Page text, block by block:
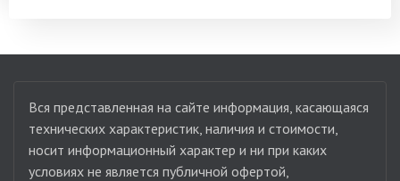
Вся представленная на сайте информация, касающаяся
технических характеристик, наличия и стоимости,
носит информационный характер и ни при каких
условиях не является публичной офертой,